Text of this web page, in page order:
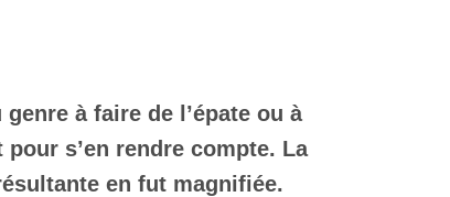
à faire de l’épate ou à
s’en rendre compte. La
en fut magnifiée.